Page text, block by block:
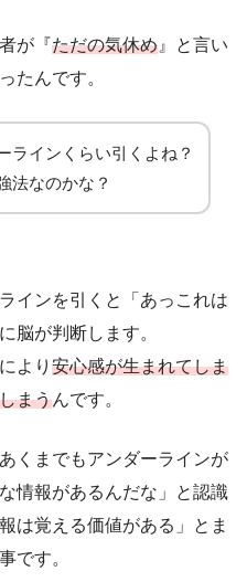
が『ただの気休め 』と言い
たんです。
ラインくらい引くよね？
法なのかな？
インを引くと「あっこれは
脳が判断します。
より 安心感が生まれてしま
まうんです。
くまでもアンダーラインが
情報があるんだな」と認識
は覚える価値がある」とま
です。